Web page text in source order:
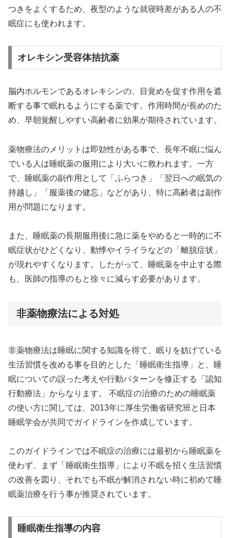
つきをよくするため、夜型のような就寝時差がある人の不
眠症にも使われます。
オレキシン受容体拮抗薬
脳内ホルモンであるオレキシンの、目覚めを促す作用を遮
断する事で眠れるようにする薬です。作用時間が長めのた
め、早朝覚醒しやすい高齢者に効果が期待されています。
薬物療法のメリットは即効性がある事で、長年不眠に悩ん
でいる人は睡眠薬の服用により大いに救われます。一方
で、睡眠薬の副作用として「ふらつき」「翌日への眠気の
持越し」「服薬後の健忘」などがあり、特に高齢者は副作
用が問題になります。
また、睡眠薬の長期服用後に急に薬をやめると一時的に不
眠症状がひどくなり、動悸やイライラなどの「離脱症状」
が現れやすくなります。したがって、睡眠薬を中止する際
も、医師の指導のもと徐々に減らす必要があります。
非薬物療法による対処
非薬物療法は睡眠に関する知識を得て、眠りを妨げている
生活習慣を改める事を目的とした「睡眠衛生指導」と、睡
眠についての誤った考えや行動パターンを修正する「認知
行動療法」からなります。 不眠症の治療のための睡眠薬
の使い方に関しては、2013年に厚生労働省研究班と日本
睡眠学会が共同でガイドラインを作成しています。
このガイドラインでは不眠症の治療には最初から睡眠薬を
使わず、まず「睡眠衛生指導」により不眠を招く生活習慣
の改善を図り、それでも不眠が解消されない時に初めて睡
眠薬治療を行う事が推奨されています。
睡眠衛生指導の内容